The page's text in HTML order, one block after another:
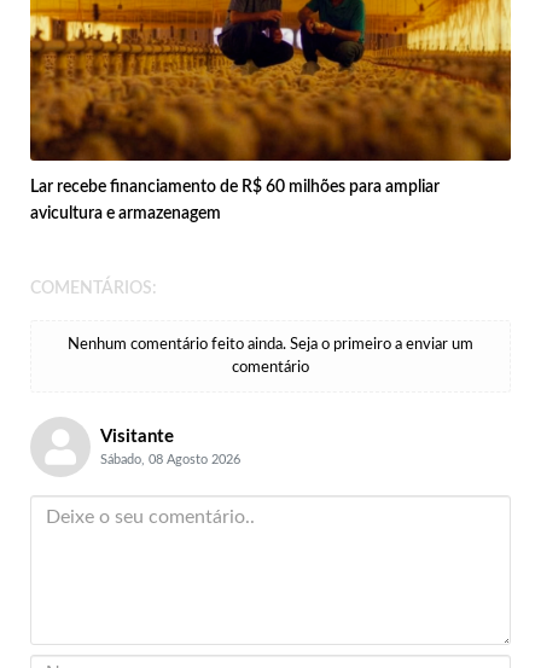
Lar recebe financiamento de R$ 60 milhões para ampliar
avicultura e armazenagem
COMENTÁRIOS:
Nenhum comentário feito ainda. Seja o primeiro a enviar um
comentário
Visitante
Sábado, 08 Agosto 2026